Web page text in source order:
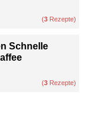
(3 Rezepte)
Schnelle
(3 Rezepte)